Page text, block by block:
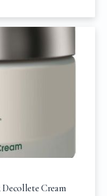
Cream